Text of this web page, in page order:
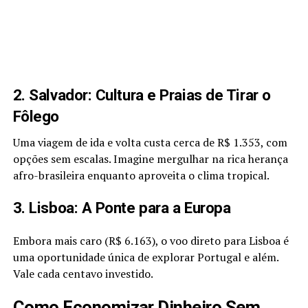
2. Salvador: Cultura e Praias de Tirar o
Fôlego
Uma viagem de ida e volta custa cerca de R$ 1.353, com
opções sem escalas. Imagine mergulhar na rica herança
afro-brasileira enquanto aproveita o clima tropical.
3. Lisboa: A Ponte para a Europa
Embora mais caro (R$ 6.163), o voo direto para Lisboa é
uma oportunidade única de explorar Portugal e além.
Vale cada centavo investido.